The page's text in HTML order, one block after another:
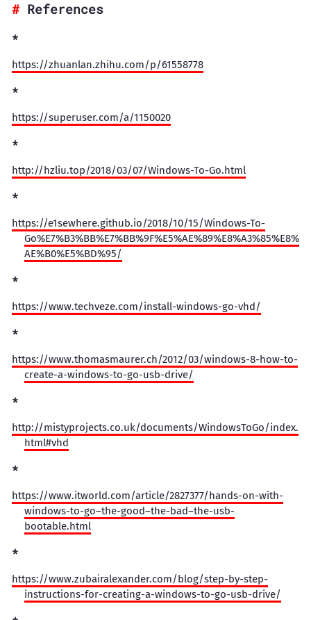
References
https://zhuanlan.zhihu.com/p/61558778
https://superuser.com/a/1150020
http://hzliu.top/2018/03/07/Windows-To-Go.html
https://e1sewhere.github.io/2018/10/15/Windows-To-
Go%E7%B3%BB%E7%BB%9F%E5%AE%89%E8%A3%85%E8%
AE%B0%E5%BD%95/
https://www.techveze.com/install-windows-go-vhd/
https://www.thomasmaurer.ch/2012/03/windows-8-how-to-
create-a-windows-to-go-usb-drive/
http://mistyprojects.co.uk/documents/WindowsToGo/index.
html#vhd
https://www.itworld.com/article/2827377/hands-on-with-
windows-to-go–the-good–the-bad–the-usb-
bootable.html
https://www.zubairalexander.com/blog/step-by-step-
instructions-for-creating-a-windows-to-go-usb-drive/